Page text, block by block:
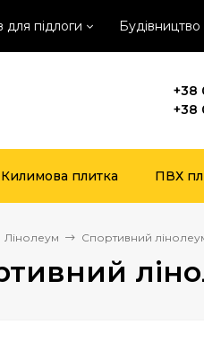
для підлоги
+38
+38
Килимова плитка ПВХ
Лінолеум Спортивний